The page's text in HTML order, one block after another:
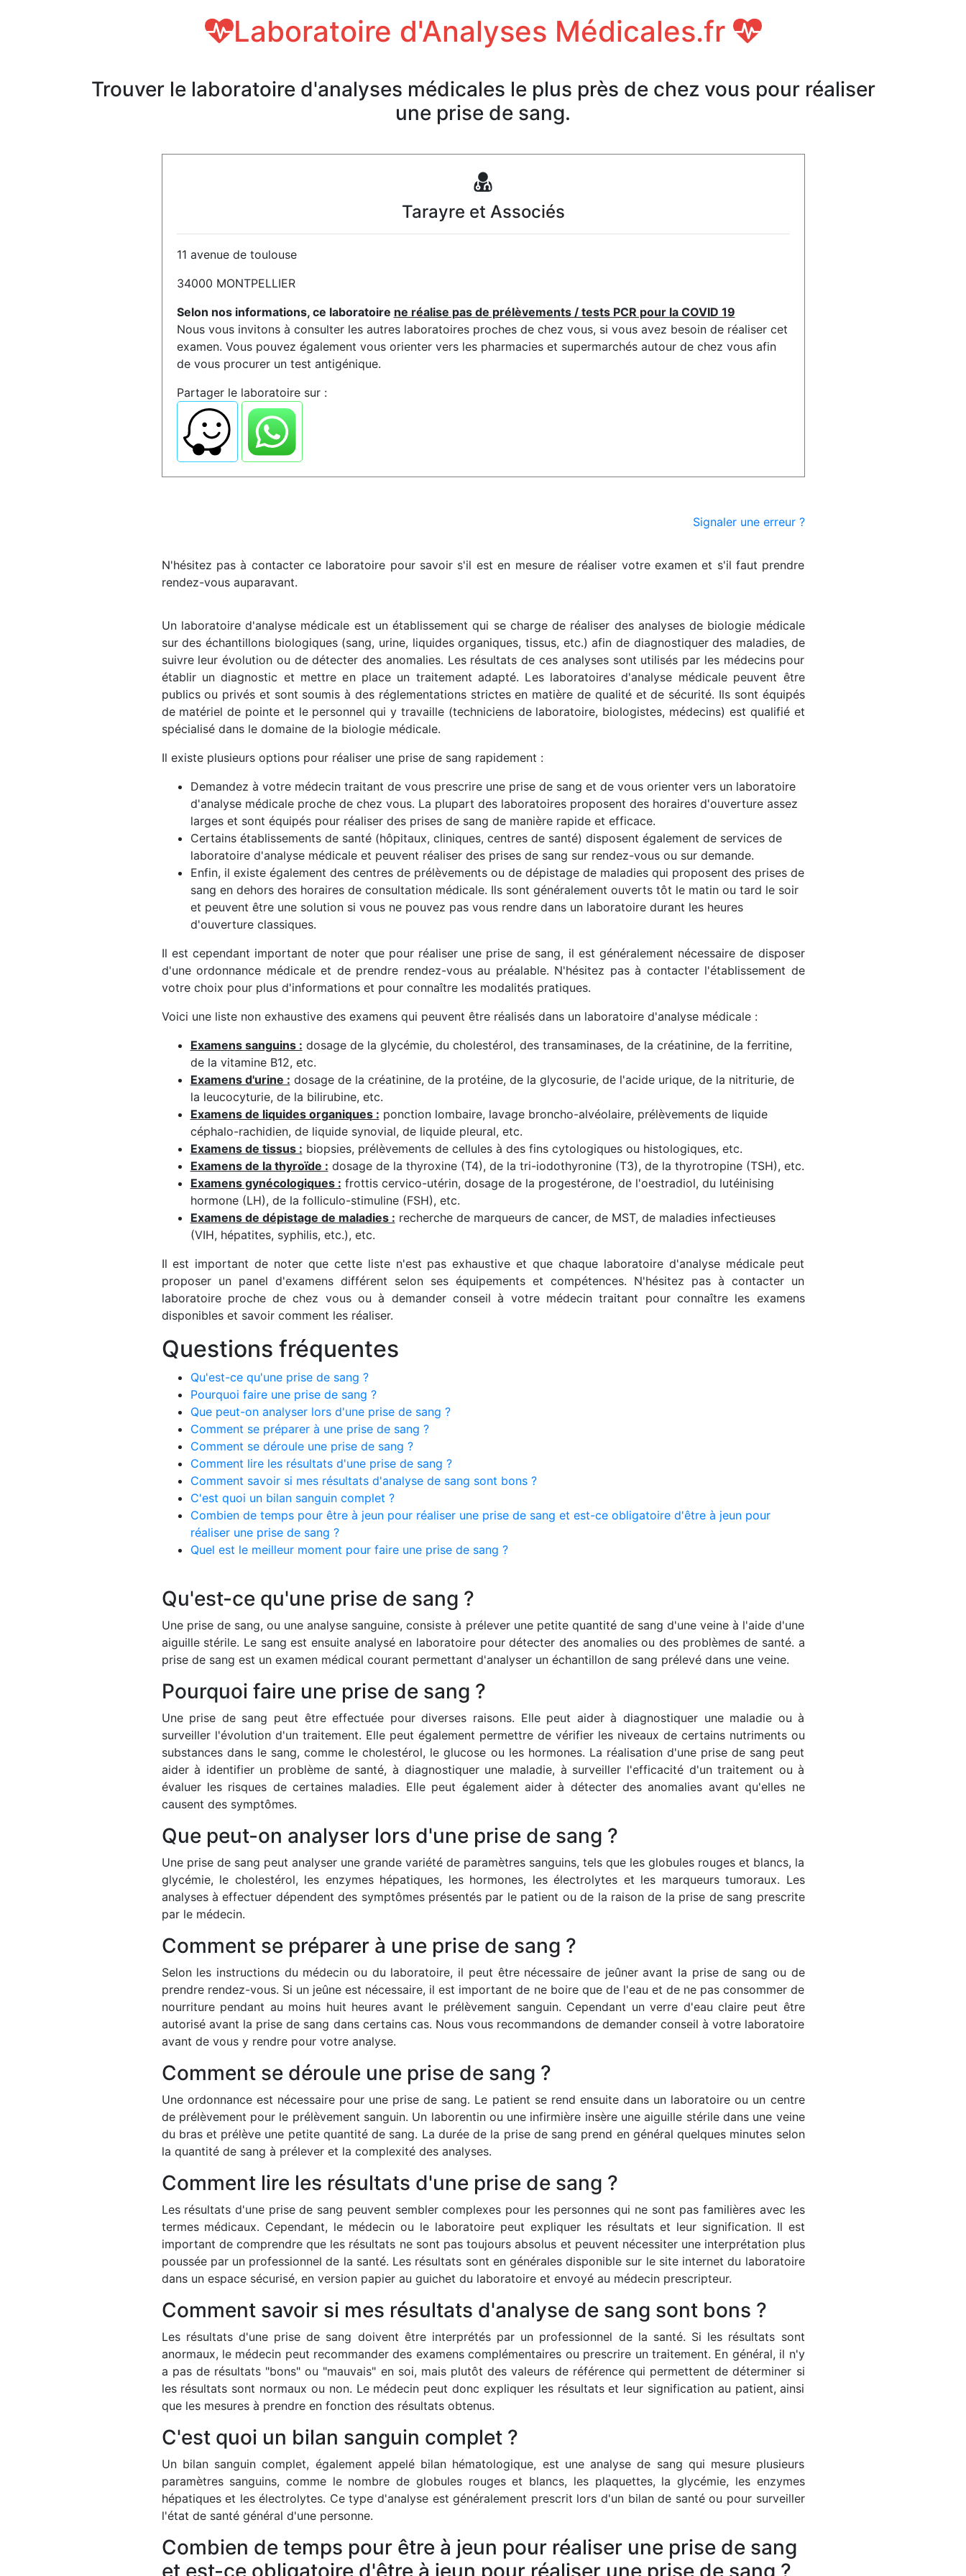
Laboratoire d'Analyses Médicales.fr
Trouver le laboratoire d'analyses médicales le plus près de chez vous pour réaliser
une prise de sang.
Tarayre et Associés
11 avenue de toulouse
34000 MONTPELLIER
Selon nos informations, ce laboratoire ne réalise pas de prélèvements / tests PCR pour la COVID 19
Nous vous invitons à consulter les autres laboratoires proches de chez vous, si vous avez besoin de réaliser cet
examen. Vous pouvez également vous orienter vers les pharmacies et supermarchés autour de chez vous afin
de vous procurer un test antigénique.
Partager le laboratoire sur :
Signaler une erreur ?
N'hésitez pas à contacter ce laboratoire pour savoir s'il est en mesure de réaliser votre examen et s'il faut prendre
rendez-vous auparavant.
Un laboratoire d'analyse médicale est un établissement qui se charge de réaliser des analyses de biologie médicale
sur des échantillons biologiques (sang, urine, liquides organiques, tissus, etc.) afin de diagnostiquer des maladies, de
suivre leur évolution ou de détecter des anomalies. Les résultats de ces analyses sont utilisés par les médecins pour
établir un diagnostic et mettre en place un traitement adapté. Les laboratoires d'analyse médicale peuvent être
publics ou privés et sont soumis à des réglementations strictes en matière de qualité et de sécurité. Ils sont équipés
de matériel de pointe et le personnel qui y travaille (techniciens de laboratoire, biologistes, médecins) est qualifié et
spécialisé dans le domaine de la biologie médicale.
Il existe plusieurs options pour réaliser une prise de sang rapidement :
Demandez à votre médecin traitant de vous prescrire une prise de sang et de vous orienter vers un laboratoire
d'analyse médicale proche de chez vous. La plupart des laboratoires proposent des horaires d'ouverture assez
larges et sont équipés pour réaliser des prises de sang de manière rapide et efficace.
Certains établissements de santé (hôpitaux, cliniques, centres de santé) disposent également de services de
laboratoire d'analyse médicale et peuvent réaliser des prises de sang sur rendez-vous ou sur demande.
Enfin, il existe également des centres de prélèvements ou de dépistage de maladies qui proposent des prises de
sang en dehors des horaires de consultation médicale. Ils sont généralement ouverts tôt le matin ou tard le soir
et peuvent être une solution si vous ne pouvez pas vous rendre dans un laboratoire durant les heures
d'ouverture classiques.
Il est cependant important de noter que pour réaliser une prise de sang, il est généralement nécessaire de disposer
d'une ordonnance médicale et de prendre rendez-vous au préalable. N'hésitez pas à contacter l'établissement de
votre choix pour plus d'informations et pour connaître les modalités pratiques.
Voici une liste non exhaustive des examens qui peuvent être réalisés dans un laboratoire d'analyse médicale :
Examens sanguins : dosage de la glycémie, du cholestérol, des transaminases, de la créatinine, de la ferritine,
de la vitamine B12, etc.
Examens d'urine : dosage de la créatinine, de la protéine, de la glycosurie, de l'acide urique, de la nitriturie, de
la leucocyturie, de la bilirubine, etc.
Examens de liquides organiques : ponction lombaire, lavage broncho-alvéolaire, prélèvements de liquide
céphalo-rachidien, de liquide synovial, de liquide pleural, etc.
Examens de tissus : biopsies, prélèvements de cellules à des fins cytologiques ou histologiques, etc.
Examens de la thyroïde : dosage de la thyroxine (T4), de la tri-iodothyronine (T3), de la thyrotropine (TSH), etc.
Examens gynécologiques : frottis cervico-utérin, dosage de la progestérone, de l'oestradiol, du lutéinising
hormone (LH), de la folliculo-stimuline (FSH), etc.
Examens de dépistage de maladies : recherche de marqueurs de cancer, de MST, de maladies infectieuses
(VIH, hépatites, syphilis, etc.), etc.
Il est important de noter que cette liste n'est pas exhaustive et que chaque laboratoire d'analyse médicale peut
proposer un panel d'examens différent selon ses équipements et compétences. N'hésitez pas à contacter un
laboratoire proche de chez vous ou à demander conseil à votre médecin traitant pour connaître les examens
disponibles et savoir comment les réaliser.
Questions fréquentes
Qu'est-ce qu'une prise de sang ?
Pourquoi faire une prise de sang ?
Que peut-on analyser lors d'une prise de sang ?
Comment se préparer à une prise de sang ?
Comment se déroule une prise de sang ?
Comment lire les résultats d'une prise de sang ?
Comment savoir si mes résultats d'analyse de sang sont bons ?
C'est quoi un bilan sanguin complet ?
Combien de temps pour être à jeun pour réaliser une prise de sang et est-ce obligatoire d'être à jeun pour
réaliser une prise de sang ?
Quel est le meilleur moment pour faire une prise de sang ?
Qu'est-ce qu'une prise de sang ?
Une prise de sang, ou une analyse sanguine, consiste à prélever une petite quantité de sang d'une veine à l'aide d'une
aiguille stérile. Le sang est ensuite analysé en laboratoire pour détecter des anomalies ou des problèmes de santé. a
prise de sang est un examen médical courant permettant d'analyser un échantillon de sang prélevé dans une veine.
Pourquoi faire une prise de sang ?
Une prise de sang peut être effectuée pour diverses raisons. Elle peut aider à diagnostiquer une maladie ou à
surveiller l'évolution d'un traitement. Elle peut également permettre de vérifier les niveaux de certains nutriments ou
substances dans le sang, comme le cholestérol, le glucose ou les hormones. La réalisation d'une prise de sang peut
aider à identifier un problème de santé, à diagnostiquer une maladie, à surveiller l'efficacité d'un traitement ou à
évaluer les risques de certaines maladies. Elle peut également aider à détecter des anomalies avant qu'elles ne
causent des symptômes.
Que peut-on analyser lors d'une prise de sang ?
Une prise de sang peut analyser une grande variété de paramètres sanguins, tels que les globules rouges et blancs, la
glycémie, le cholestérol, les enzymes hépatiques, les hormones, les électrolytes et les marqueurs tumoraux. Les
analyses à effectuer dépendent des symptômes présentés par le patient ou de la raison de la prise de sang prescrite
par le médecin.
Comment se préparer à une prise de sang ?
Selon les instructions du médecin ou du laboratoire, il peut être nécessaire de jeûner avant la prise de sang ou de
prendre rendez-vous. Si un jeûne est nécessaire, il est important de ne boire que de l'eau et de ne pas consommer de
nourriture pendant au moins huit heures avant le prélèvement sanguin. Cependant un verre d'eau claire peut être
autorisé avant la prise de sang dans certains cas. Nous vous recommandons de demander conseil à votre laboratoire
avant de vous y rendre pour votre analyse.
Comment se déroule une prise de sang ?
Une ordonnance est nécessaire pour une prise de sang. Le patient se rend ensuite dans un laboratoire ou un centre
de prélèvement pour le prélèvement sanguin. Un laborentin ou une infirmière insère une aiguille stérile dans une veine
du bras et prélève une petite quantité de sang. La durée de la prise de sang prend en général quelques minutes selon
la quantité de sang à prélever et la complexité des analyses.
Comment lire les résultats d'une prise de sang ?
Les résultats d'une prise de sang peuvent sembler complexes pour les personnes qui ne sont pas familières avec les
termes médicaux. Cependant, le médecin ou le laboratoire peut expliquer les résultats et leur signification. Il est
important de comprendre que les résultats ne sont pas toujours absolus et peuvent nécessiter une interprétation plus
poussée par un professionnel de la santé. Les résultats sont en générales disponible sur le site internet du laboratoire
dans un espace sécurisé, en version papier au guichet du laboratoire et envoyé au médecin prescripteur.
Comment savoir si mes résultats d'analyse de sang sont bons ?
Les résultats d'une prise de sang doivent être interprétés par un professionnel de la santé. Si les résultats sont
anormaux, le médecin peut recommander des examens complémentaires ou prescrire un traitement. En général, il n'y
a pas de résultats "bons" ou "mauvais" en soi, mais plutôt des valeurs de référence qui permettent de déterminer si
les résultats sont normaux ou non. Le médecin peut donc expliquer les résultats et leur signification au patient, ainsi
que les mesures à prendre en fonction des résultats obtenus.
C'est quoi un bilan sanguin complet ?
Un bilan sanguin complet, également appelé bilan hématologique, est une analyse de sang qui mesure plusieurs
paramètres sanguins, comme le nombre de globules rouges et blancs, les plaquettes, la glycémie, les enzymes
hépatiques et les électrolytes. Ce type d'analyse est généralement prescrit lors d'un bilan de santé ou pour surveiller
l'état de santé général d'une personne.
Combien de temps pour être à jeun pour réaliser une prise de sang